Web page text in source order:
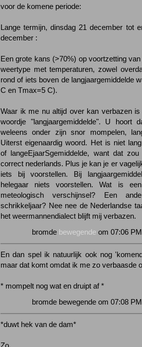
voor de komene periode:
Lange termijn, dinsdag 21 december tot
december :
Een grote kans (>70%) op voortzetting
weertype met temperaturen, zowel
rond of iets boven de langjaargemiddelde
C en Tmax=5 C).
Waar ik me nu altijd over kan verbazen
woordje "langjaargemiddelde". U hoort
weleens onder zijn snor mompelen,
Uiterst eigenaardig woord. Het is niet
of langeEjaarSgemiddelde, want dat
correct nederlands. Plus je kan je er
iets bij voorstellen. Bij
helegaar niets voorstellen. Wat is
meteologisch verschijnsel? Een
schrikkeljaar? Nee nee de Nederlandse
het weermannendialect blijft mij verbazen.
bromde bewegende om 07:06
En dan spel ik natuurlijk ook nog
maar dat komt omdat ik me zo verbaasde
* mompelt nog wat en druipt af *
bromde bewegende om 07:08
*duwt hek van de dam*